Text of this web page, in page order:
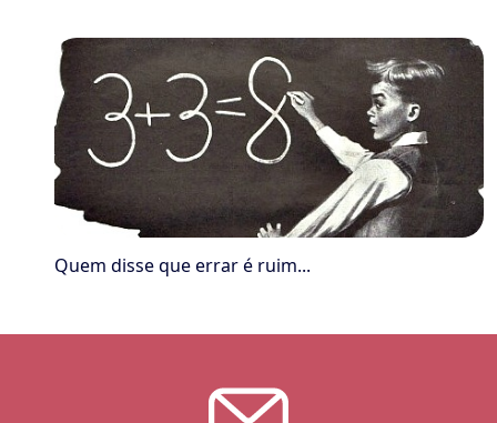
Quem disse que errar é ruim...